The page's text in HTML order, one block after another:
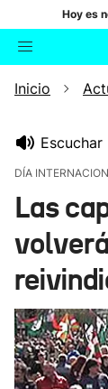
Hoy es
Inicio
Escuchar
DÍA
Las